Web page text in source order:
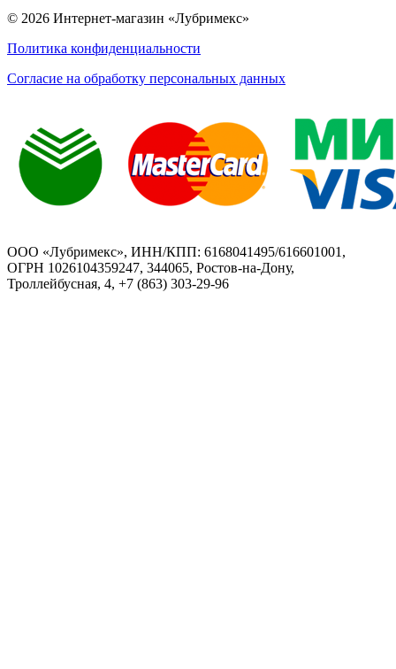
© 2026 Интернет-магазин «Лубримекс»
Политика конфиденциальности
Согласие на обработку персональных данных
ООО «Лубримекс», ИНН/КПП: 6168041495/616601001,
ОГРН 1026104359247, 344065, Ростов-на-Дону,
Троллейбусная, 4, +7 (863) 303-29-96